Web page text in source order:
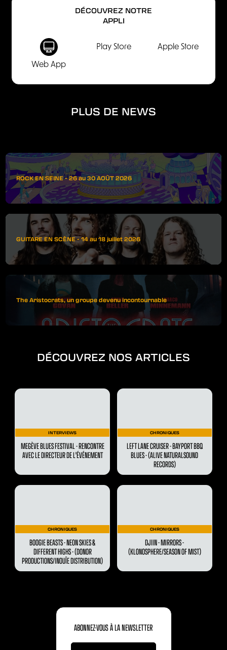
DÉCOUVREZ NOTRE
APPLI
Web App
Play Store Apple Store
PLUS DE NEWS
ROCK EN SEINE - 26 au 30 AOÛT 2026
GUITARE EN SCÈNE - 14 au 18 juillet 2026
The Aristocrats, un groupe devenu incontournable
DÉCOUVREZ NOS ARTICLES
INTERVIEWS
MEGÈVE BLUES FESTIVAL - RENCONTRE
AVEC LE DIRECTEUR DE L'ÉVÉNEMENT
CHRONIQUES
LEFT LANE CRUISER - BAYPORT BBQ
BLUES - (ALIVE NATURALSOUND
RECORDS)
CHRONIQUES
BOOGIE BEASTS - NEON SKIES &
DIFFERENT HIGHS - (DONOR
PRODUCTIONS/INOUÏE DISTRIBUTION)
CHRONIQUES
DJIIN - MIRRORS -
(KLONOSPHERE/SEASON OF MIST)
ABONNEZ-VOUS À LA NEWSLETTER